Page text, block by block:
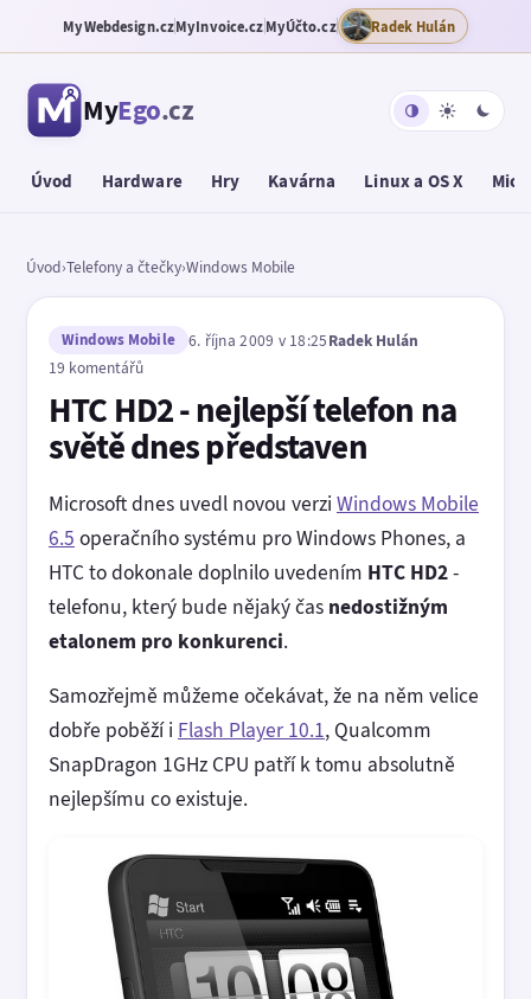
MyWebdesign.czMyInvoice.czMyÚčto.cz Radek Hulán
MyEgo.cz
Úvod Hardware Hry Kavárna Linux a OS X
Úvod›Telefony a čtečky›Windows Mobile
Windows Mobile 6. října 2009 v 18:25Radek Hulán
19 komentářů
HTC HD2 - nejlepší telefon na
světě dnes představen
Microsoft dnes uvedl novou verzi Windows Mobile
6.5 operačního systému pro Windows Phones, a
HTC to dokonale doplnilo uvedením HTC HD2-
telefonu, který bude nějaký čas nedostižným
etalonem pro konkurenci.
Samozřejmě můžeme očekávat, že na něm velice
dobře poběží i Flash Player 10.1, Qualcomm
SnapDragon 1GHz CPU patří k tomu absolutně
nejlepšímu co existuje.